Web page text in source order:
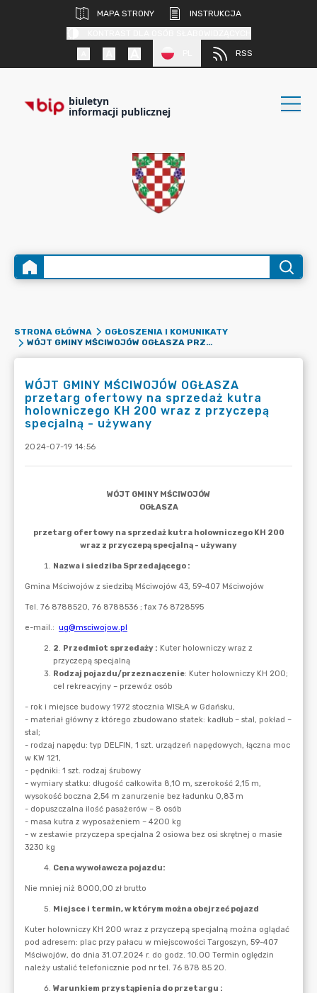
MAPA STRONY
INSTRUKCJA
RSS
biuletyn
informacji publicznej
STRONA GŁÓWNA
OGŁOSZENIA I KOMUNIKATY
WÓJT GMINY MŚCIWOJÓW OGŁASZA PRZETARG OFERTOWY NA SPRZEDAŻ KUTRA HOLOWNICZEGO KH 200 WRAZ Z PRZYCZEPĄ SPECJALNĄ - UŻYWANY
WÓJT GMINY MŚCIWOJÓW OGŁASZA
przetarg ofertowy na sprzedaż kutra
holowniczego KH 200 wraz z przyczepą
specjalną - używany
2024-07-19 14:56